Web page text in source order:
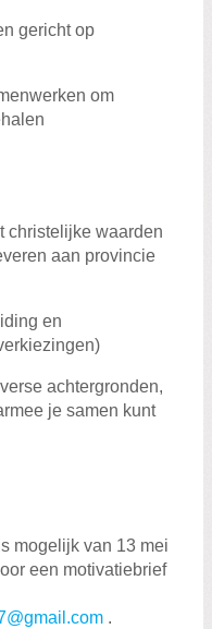
gericht op
om
christelijke waarden
aan provincie
en
achtergronden,
je samen kunt
mogelijk van 13 mei
een motivatiebrief
.